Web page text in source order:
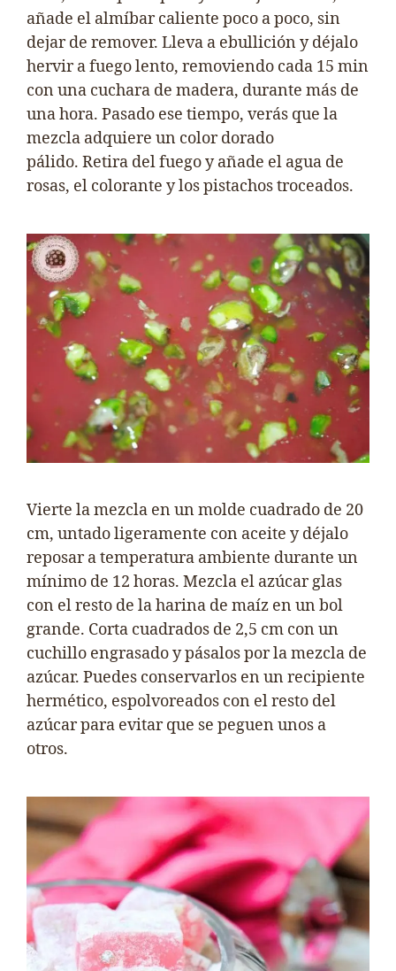
añade el almíbar caliente poco a poco, sin
dejar de remover. Lleva a ebullición y déjalo
hervir a fuego lento, removiendo cada 15 min
con una cuchara de madera, durante más de
una hora. Pasado ese tiempo, verás que la
mezcla adquiere un color dorado
pálido. Retira del fuego y añade el agua de
rosas, el colorante y los pistachos troceados.
Vierte la mezcla en un molde cuadrado de 20
cm, untado ligeramente con aceite y déjalo
reposar a temperatura ambiente durante un
mínimo de 12 horas. Mezcla el azúcar glas
con el resto de la harina de maíz en un bol
grande. Corta cuadrados de 2,5 cm con un
cuchillo engrasado y pásalos por la mezcla de
azúcar. Puedes conservarlos en un recipiente
hermético, espolvoreados con el resto del
azúcar para evitar que se peguen unos a
otros.